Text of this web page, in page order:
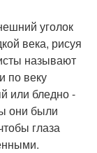
уголок
века, рисуя
называют
по веку
или бледно -
они были
глаза